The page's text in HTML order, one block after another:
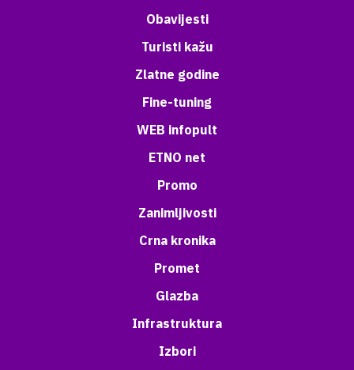
Obavijesti
Turisti kažu
Zlatne godine
Fine-tuning
WEB infopult
ETNO net
Promo
Zanimljivosti
Crna kronika
Promet
Glazba
Infrastruktura
Izbori